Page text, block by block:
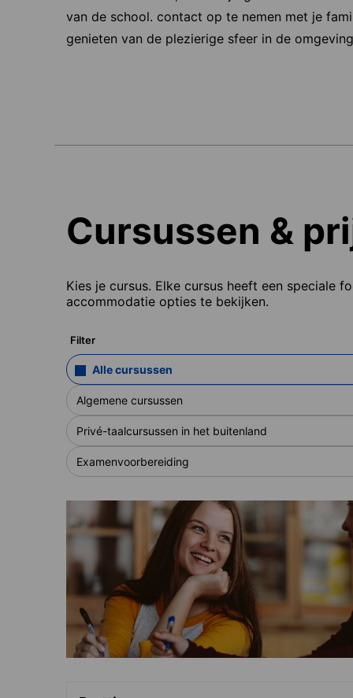
van de school. contact op te nemen met je
genieten van de plezierige sfeer in de
Cursussen &
Kies je cursus. Elke cursus heeft een speciale
accommodatie opties te bekijken.
Filter
Alle cursussen
Algemene cursussen
Privé-taalcursussen in het buitenland
Examenvoorbereiding